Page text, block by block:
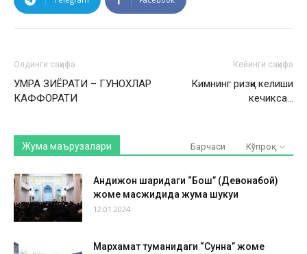
Олдинги саҳифа
УМРА ЗИЁРАТИ – ГУНОХЛАР
КАФФОРАТИ
Кейинги саҳифа
Кимнинг ризқи келиши
кечикса…
Жума маърузалари Барчаси Кўпроқ
Андижон шаҳридаги “Бош” (Девонабой)
жоме масжидида жума шукуҳи
12.01.2024
Мархамат туманидаги “Сунна” жоме